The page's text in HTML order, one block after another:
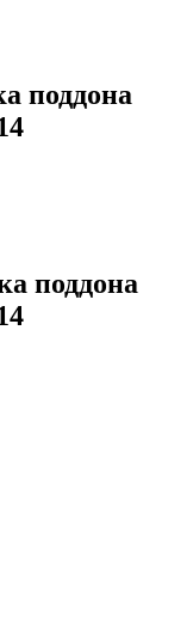
поддона
поддона